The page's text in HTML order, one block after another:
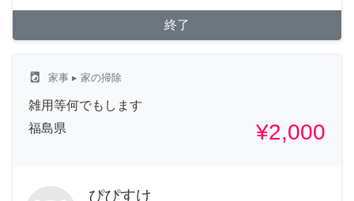
終了
local_laundry_service 家事 ▸ 家の掃除
雑用等何でもします
福島県
¥2,000
ぴぴすけ